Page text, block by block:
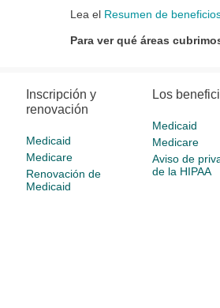
Lea el Resumen de
Para ver qué áreas
Inscripción y
renovación
Medicaid
Medicare
Renovación de
Medicaid
Los
Medicaid
Medicare
Aviso de
de la HIPAA